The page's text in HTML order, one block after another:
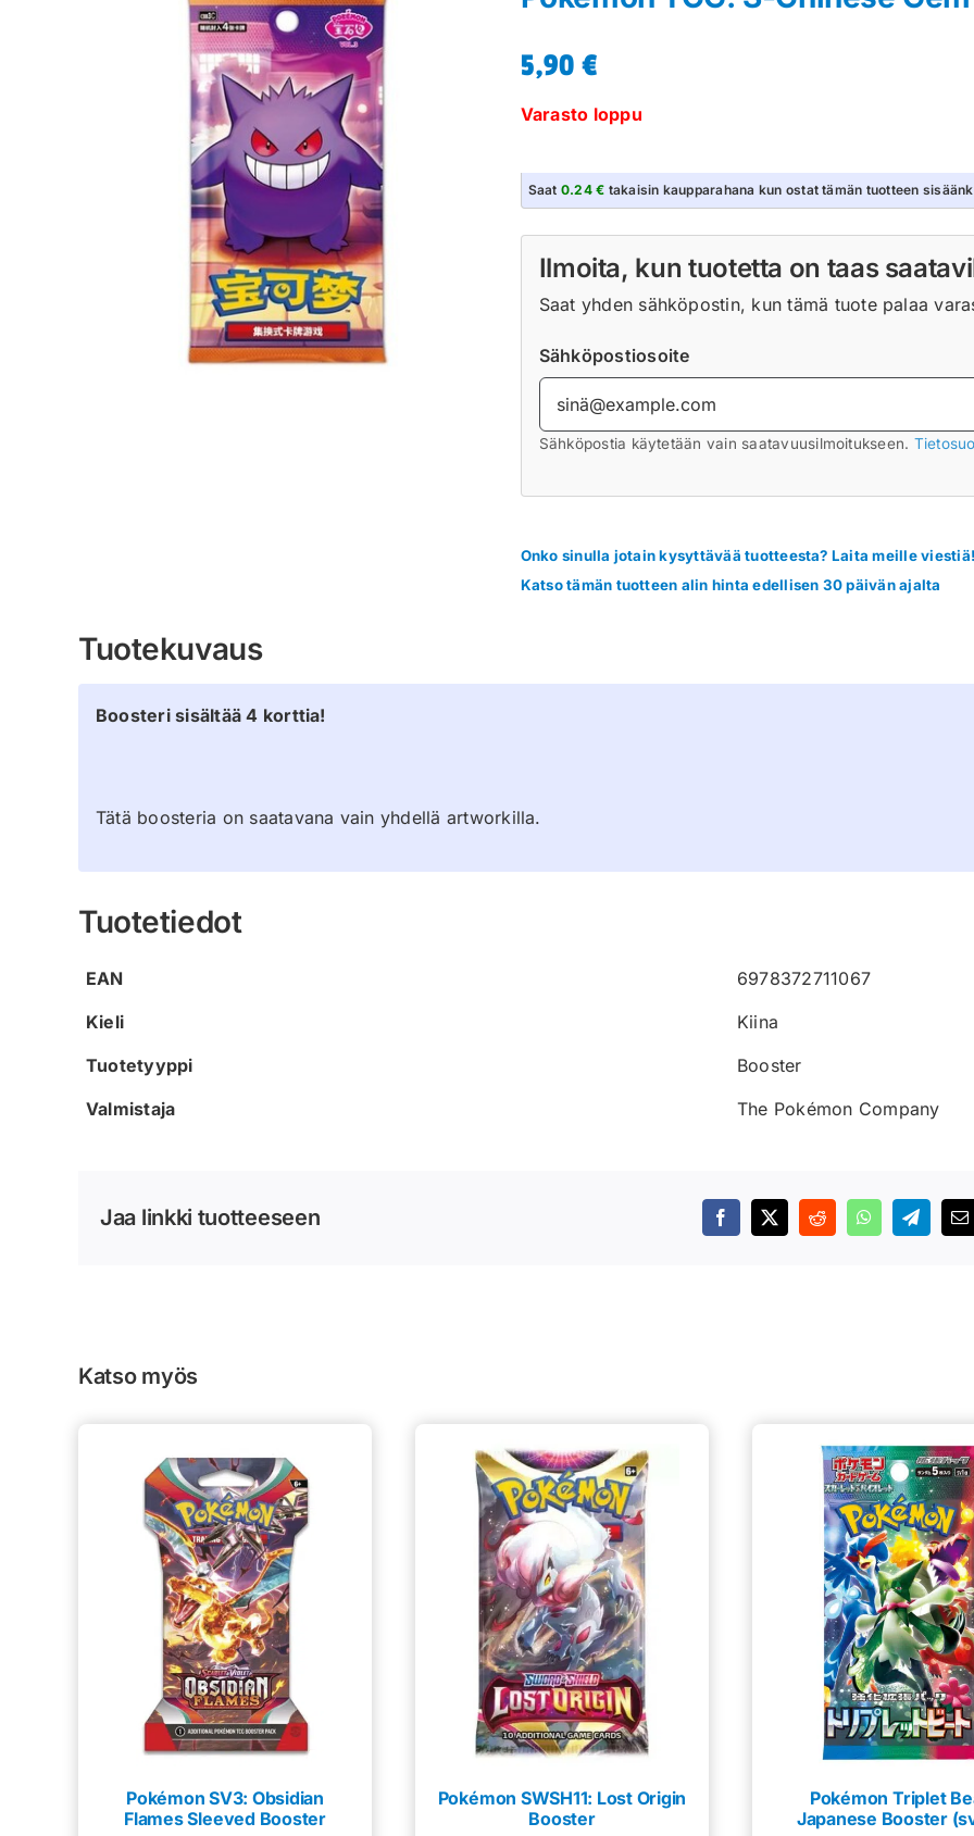
5,90 €
Varasto loppu
Saat 0.24 € takaisin kaupparahana kun ostat tämän tuotteen
Ilmoita, kun tuotetta on taas
Saat yhden sähköpostin, kun tämä tuote palaa
Sähköpostiosoite
Sähköpostia käytetään vain saatavuusilmoitukseen.
Onko sinulla jotain kysyttävää tuotteesta? Laita meille
Katso tämän tuotteen alin hinta edellisen 30 päivän ajalta
Tuotekuvaus
Boosteri sisältää 4 korttia!
Tätä boosteria on saatavana vain yhdellä artworkilla.
Tuotetiedot
EAN
6978372711067
Kieli
Kiina
Tuotetyyppi
Booster
Valmistaja
The Pokémon Company
Jaa linkki tuotteeseen
Katso myös
Pokémon SV3: Obsidian
Flames Sleeved Booster
Pokémon SWSH11: Lost Origin
Booster
Pokémon Triplet
Japanese Booster